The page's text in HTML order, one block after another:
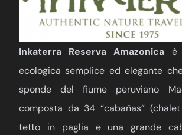
Inkaterra Reserva Amazonica è
ecologica semplice ed elegante
sponde del fiume peruviano
composta da 34 “cabañas”
tetto in paglia e una grande